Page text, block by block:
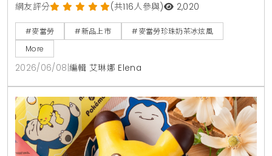
買。社群人氣冰品珍珠奶茶冰炫風同步限量回歸，完整
販售時間與價格品項快來看。
網友評分 (共116人參與) 2,020
#麥當勞 #新品上市
#麥當勞珍珠奶茶冰炫風
More
2026/06/08 編輯 艾琳娜 Elena